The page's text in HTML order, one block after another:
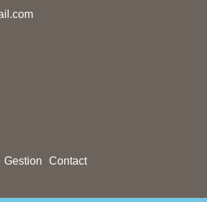
Gestion Contact